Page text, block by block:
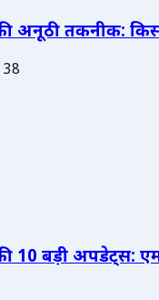
अनूठी तकनीक:
38
10 बड़ी अपडेट्स: